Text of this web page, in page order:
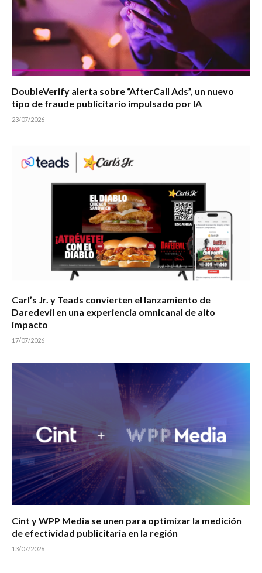
DoubleVerify alerta sobre “AfterCall Ads”, un nuevo
tipo de fraude publicitario impulsado por IA
23/07/2026
Carl’s Jr. y Teads convierten el lanzamiento de
Daredevil en una experiencia omnicanal de alto
impacto
17/07/2026
Cint y WPP Media se unen para optimizar la medición
de efectividad publicitaria en la región
13/07/2026